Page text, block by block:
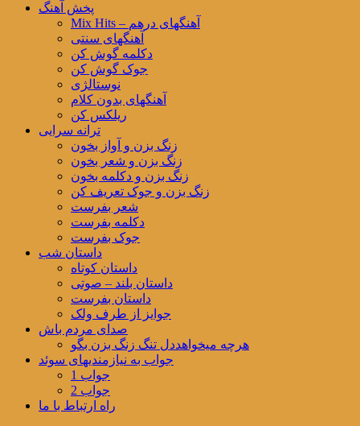
پخش آهنگ
Mix Hits – آهنگهای درهم
آهنگهای سنتی
دکلمه گوش کن
جوک گوش کن
نوستالژی
آهنگهای بدون کلام
ریلکس کن
ترانه سرایی
زنگ بزن و آواز بخون
زنگ بزن و شعر بخون
زنگ بزن و دکلمه بخون
زنگ بزن و جوک تعریف کن
شعر بفرست
دکلمه بفرست
جوک بفرست
داستان شب
داستان کوتاه
داستان بلند – صوتی
داستان بفرست
جوایز از طرف ولک
صدای مردم باش
هرچه میخواهددل تنگ زنگ بزن بگو
جواب به نیازمندیهای سوئد
جواب 1
جواب 2
راه ارتباط با ما